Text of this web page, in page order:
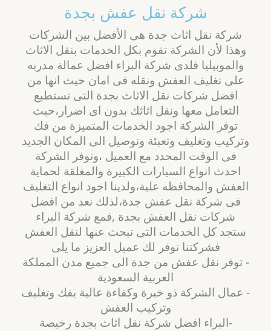
شركة نقل عفش بجدة
شركة نقل اثاث جدة هى الأفضل بين الشركات
وهذا لأن الشركة تقوم بكل الخدمات بنقل الاثاث
والموبيليا فلدى شركة البراء افضل عمالة مدربه
على تغليف العفش ونقله فى امان حيث انها من
افضل شركات نقل الاثاث بجدة التى تستطيع
التعامل معها ونقل اثاثك بدون اى اضرار،حيث
توفر الشركة اجود الخدمات المتميزة من فك
وتركيب وتغليف وتعبئة وتوصيل الى المكان الجديد
فى الوقت المحدد مع العميل ،وتوفر الشركة
احدث انواع السيارات الكبيرة والمغلقة لحماية
العفش والمحافظه علية،ولدينا اجود انواع التغليف
فى شركة نقل عفش جدة،لذلك نعد من افضل
شركات نقل العفش بجدة ,فمع شركة البراء
ستجد كل الخدمات التى تبحث عنها لنقل العفش
فشركتنا توفر لك عميل العزيز ما يلى
- توفر نقل عفش من جدة الى جميع مدن المملكة
العربية السعودية
- عمال الشركة ذو خبرة وكفاءة عالية بفك وتغليف
وتركيب العفش
-البراء افضل شركة نقل اثاث بجدة رخيصة